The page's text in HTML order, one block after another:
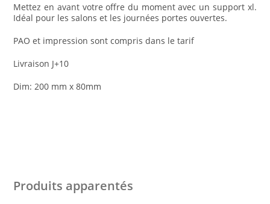
Mettez en avant votre offre du moment avec un support xl.
Idéal pour les salons et les journées portes ouvertes.
PAO et impression sont compris dans le tarif
Livraison J+10
Dim: 200 mm x 80mm
Produits apparentés